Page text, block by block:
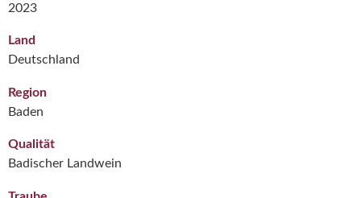
2023
Land
Deutschland
Region
Baden
Qualität
Badischer Landwein